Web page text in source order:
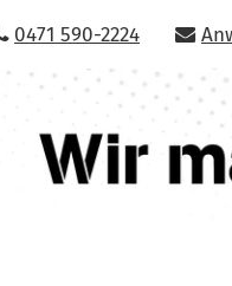
0471 590-2224